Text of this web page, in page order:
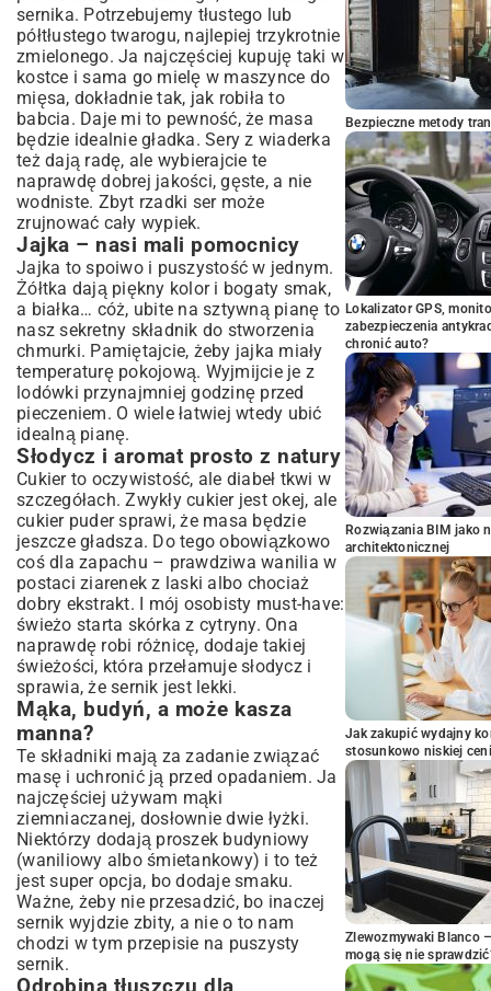
sernika. Potrzebujemy tłustego lub
półtłustego twarogu, najlepiej trzykrotnie
zmielonego. Ja najczęściej kupuję taki w
kostce i sama go mielę w maszynce do
mięsa, dokładnie tak, jak robiła to
babcia. Daje mi to pewność, że masa
będzie idealnie gładka. Sery z wiaderka
też dają radę, ale wybierajcie te
naprawdę dobrej jakości, gęste, a nie
wodniste. Zbyt rzadki ser może
zrujnować cały wypiek.
Jajka – nasi mali pomocnicy
Jajka to spoiwo i puszystość w jednym.
Żółtka dają piękny kolor i bogaty smak,
a białka… cóż, ubite na sztywną pianę to
nasz sekretny składnik do stworzenia
chmurki. Pamiętajcie, żeby jajka miały
temperaturę pokojową. Wyjmijcie je z
lodówki przynajmniej godzinę przed
pieczeniem. O wiele łatwiej wtedy ubić
idealną pianę.
Słodycz i aromat prosto z natury
Cukier to oczywistość, ale diabeł tkwi w
szczegółach. Zwykły cukier jest okej, ale
cukier puder sprawi, że masa będzie
jeszcze gładsza. Do tego obowiązkowo
coś dla zapachu – prawdziwa wanilia w
postaci ziarenek z laski albo chociaż
dobry ekstrakt. I mój osobisty must-have:
świeżo starta skórka z cytryny. Ona
naprawdę robi różnicę, dodaje takiej
świeżości, która przełamuje słodycz i
sprawia, że sernik jest lekki.
Mąka, budyń, a może kasza
manna?
Te składniki mają za zadanie związać
masę i uchronić ją przed opadaniem. Ja
najczęściej używam mąki
ziemniaczanej, dosłownie dwie łyżki.
Niektórzy dodają proszek budyniowy
(waniliowy albo śmietankowy) i to też
jest super opcja, bo dodaje smaku.
Ważne, żeby nie przesadzić, bo inaczej
sernik wyjdzie zbity, a nie o to nam
chodzi w tym przepisie na puszysty
sernik.
Bezpieczne metody
Lokalizator GPS,
zabezpieczenia
chronić auto?
Rozwiązania BIM jako
architektonicznej
Jak zakupić wydajny
stosunkowo niskiej
Zlewozmywaki Blanco
mogą się nie